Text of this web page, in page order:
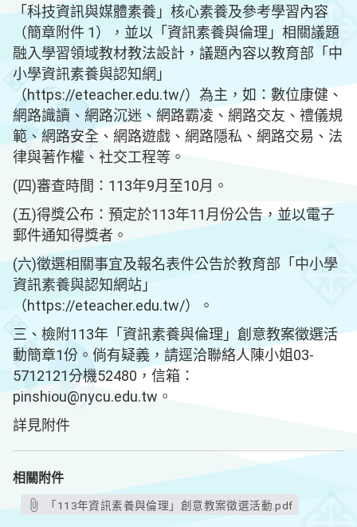
「科技資訊與媒體素養」核心素養及參考學習內容
（簡章附件 1），並以「資訊素養與倫理」相關議題
融入學習領域教材教法設計，議題內容以教育部「中
小學資訊素養與認知網」
（https://eteacher.edu.tw/）為主，如：數位康健、
網路識讀、網路沉迷、網路霸凌、網路交友、禮儀規
範、網路安全、網路遊戲、網路隱私、網路交易、法
律與著作權、社交工程等。
(四)審查時間：113年9月至10月。
(五)得獎公布：預定於113年11月份公告，並以電子
郵件通知得獎者。
(六)徵選相關事宜及報名表件公告於教育部「中小學
資訊素養與認知網站」
（https://eteacher.edu.tw/）。
三、檢附113年「資訊素養與倫理」創意教案徵選活
動簡章1份。倘有疑義，請逕洽聯絡人陳小姐03-
5712121分機52480，信箱：
pinshiou@nycu.edu.tw。
詳見附件
相關附件
「113年資訊素養與倫理」創意教案徵選活動.pdf